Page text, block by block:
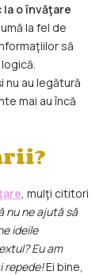
la o învăţare
la fel de
să
nu au legătură
mai au încă
, mulţi cititori
nu ne ajută să
ideile
Eu am
repede!Ei bine,